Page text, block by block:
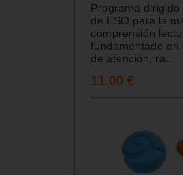
Programa
de ESO para la
comprensión
fundamentado en
de atención, ra...
11.00 €